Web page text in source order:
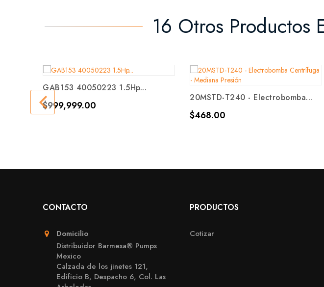
16 Otros Productos
GAB153 40050223 1.5Hp...
Precio
$999,999.00
20MSTD-T240 - Electrobomba...
Precio
$468.00
CONTACTO
Domicilio
Distribuidor Barmesa® Pumps
Mexico
Calzada de los jinetes 121,
Edificio B, Despacho 6, Col. Las
PRODUCTOS
Cotizar